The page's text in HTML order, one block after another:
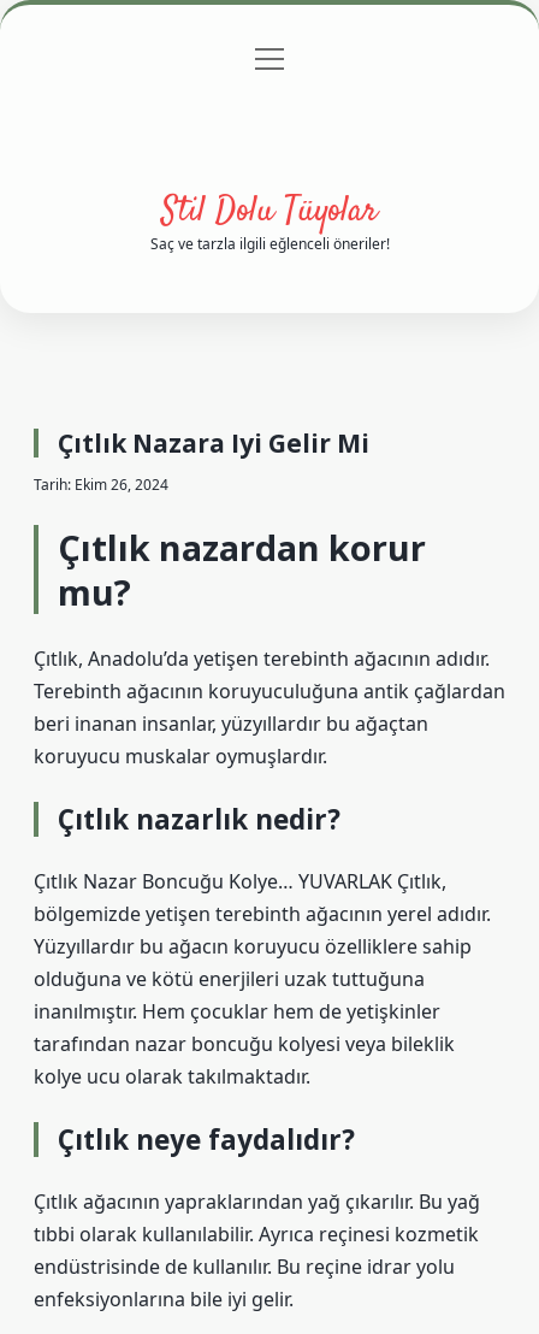
Gizlilik Politikası
menüyü
Stil Dolu Tüyolar
Saç ve tarzla ilgili eğlenceli öneriler!
Çıtlık Nazara Iyi Gelir Mi
Tarih: Ekim 26, 2024
Çıtlık nazardan korur
mu?
Çıtlık, Anadolu’da yetişen terebinth ağacının adıdır.
Terebinth ağacının koruyuculuğuna antik çağlardan
beri inanan insanlar, yüzyıllardır bu ağaçtan
koruyucu muskalar oymuşlardır.
Çıtlık nazarlık nedir?
Çıtlık Nazar Boncuğu Kolye… YUVARLAK Çıtlık,
bölgemizde yetişen terebinth ağacının yerel adıdır.
Yüzyıllardır bu ağacın koruyucu özelliklere sahip
olduğuna ve kötü enerjileri uzak tuttuğuna
inanılmıştır. Hem çocuklar hem de yetişkinler
tarafından nazar boncuğu kolyesi veya bileklik
kolye ucu olarak takılmaktadır.
Çıtlık neye faydalıdır?
Çıtlık ağacının yapraklarından yağ çıkarılır. Bu yağ
tıbbi olarak kullanılabilir. Ayrıca reçinesi kozmetik
endüstrisinde de kullanılır. Bu reçine idrar yolu
enfeksiyonlarına bile iyi gelir.